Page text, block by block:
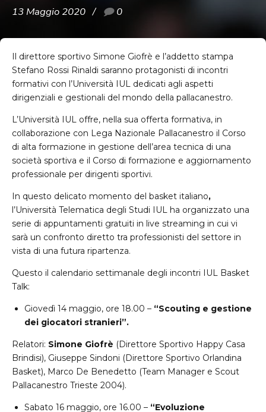
13 Maggio 2020 0
Il direttore sportivo Simone Giofrè e l’addetto stampa
Stefano Rossi Rinaldi saranno protagonisti di incontri
formativi con l’Università IUL dedicati agli aspetti
dirigenziali e gestionali del mondo della pallacanestro.
L’Università IUL offre, nella sua offerta formativa, in
collaborazione con Lega Nazionale Pallacanestro il Corso
di alta formazione in gestione dell’area tecnica di una
società sportiva e il Corso di formazione e aggiornamento
professionale per dirigenti sportivi.
In questo delicato momento del basket italiano,
l’Università Telematica degli Studi IUL ha organizzato una
serie di appuntamenti gratuiti in live streaming in cui vi
sarà un confronto diretto tra professionisti del settore in
vista di una futura ripartenza.
Questo il calendario settimanale degli incontri IUL Basket
Talk:
Giovedì 14 maggio, ore 18.00 – “Scouting e gestione
dei giocatori stranieri”.
Relatori: Simone Giofrè (Direttore Sportivo Happy Casa
Brindisi), Giuseppe Sindoni (Direttore Sportivo Orlandina
Basket), Marco De Benedetto (Team Manager e Scout
Pallacanestro Trieste 2004).
Sabato 16 maggio, ore 16.00 – “Evoluzione